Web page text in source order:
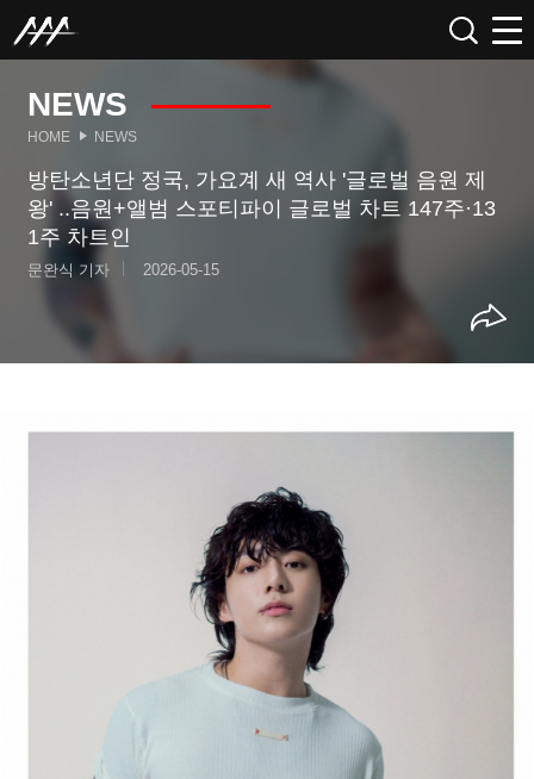
NEWS
HOME NEWS
방탄소년단 정국, 가요계 새 역사 '글로벌 음원 제
왕' ..음원+앨범 스포티파이 글로벌 차트 147주·13
1주 차트인
문완식 기자 2026-05-15